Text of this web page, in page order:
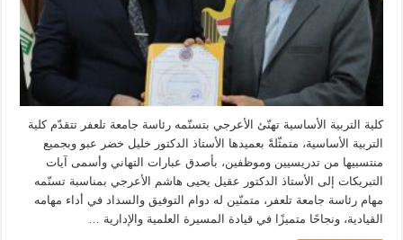
كلية التربية الأساسية تهنّئ الأعرجي بتسنّمه رئاسة جامعة تلعفر تتقدّم كلية
التربية الأساسية، متمثّلةً بعميدها الأستاذ الدكتور خليل خضر عبو وبجميع
منتسبيها من تدريسيين وموظفين، بأصدق عبارات التهاني وأسمى آيات
التبريكات إلى الأستاذ الدكتور عقيل يحيى هاشم الأعرجي بمناسبة تسنّمه
مهام رئاسة جامعة تلعفر، متمنّين له دوام التوفيق والسداد في أداء مهامه
القيادية، ونجاحًا متميزًا في قيادة المسيرة العلمية والإدارية …